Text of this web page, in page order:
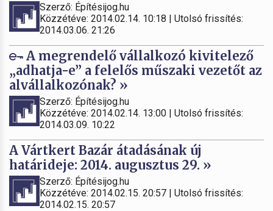
Szerző: Építésijog.hu
Közzétéve: 2014.02.14. 10:18 | Utolsó frissítés:
2014.03.06. 21:26
A megrendelő vállalkozó kivitelező
„adhatja-e” a felelős műszaki vezetőt az
alvállalkozónak? »
Szerző: Építésijog.hu
Közzétéve: 2014.02.14. 13:00 | Utolsó frissítés:
2014.03.09. 10:22
A Vártkert Bazár átadásának új
határideje: 2014. augusztus 29. »
Szerző: Építésijog.hu
Közzétéve: 2014.02.15. 20:57 | Utolsó frissítés:
2014.02.15. 20:57